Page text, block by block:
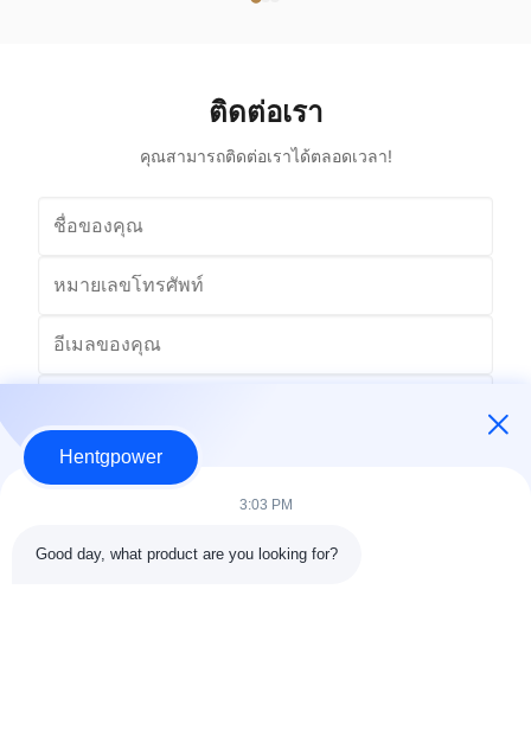
ติดต่อเรา
คุณสามารถติดต่อเราได้ตลอดเวลา!
Hentgpower
3:03 PM
Good day, what product are you looking for?